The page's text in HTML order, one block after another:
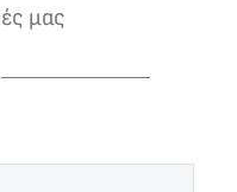
μας